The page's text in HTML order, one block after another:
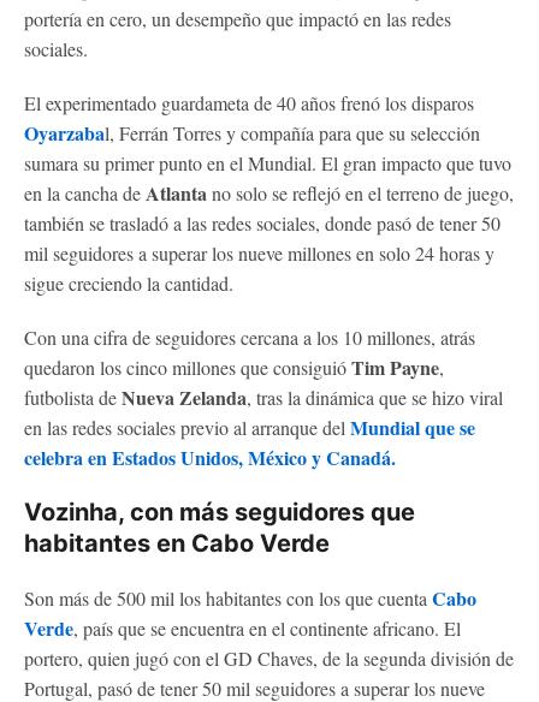
portería en cero, un desempeño que impactó en las redes
sociales.
El experimentado guardameta de 40 años frenó los disparos
Oyarzabal, Ferrán Torres y compañía para que su selección
sumara su primer punto en el Mundial. El gran impacto que tuvo
en la cancha deAtlantano solo se reflejó en el terreno de juego,
también se trasladó a las redes sociales, donde pasó de tener 50
mil seguidores a superar los nueve millones en solo 24 horas y
sigue creciendo la cantidad.
Con una cifra de seguidores cercana a los 10 millones, atrás
quedaron los cinco millones que consiguióTim Payne,
futbolista deNueva Zelanda, tras la dinámica que se hizo viral
en las redes sociales previo al arranque del Mundial que se
celebra en Estados Unidos, México y Canadá.
Vozinha, con más seguidores que
habitantes en Cabo Verde
Son más de 500 mil los habitantes con los que cuenta Cabo
Verde, país que se encuentra en el continente africano. El
portero, quien jugó con el GD Chaves, de la segunda división de
Portugal, pasó de tener 50 mil seguidores a superar los nueve